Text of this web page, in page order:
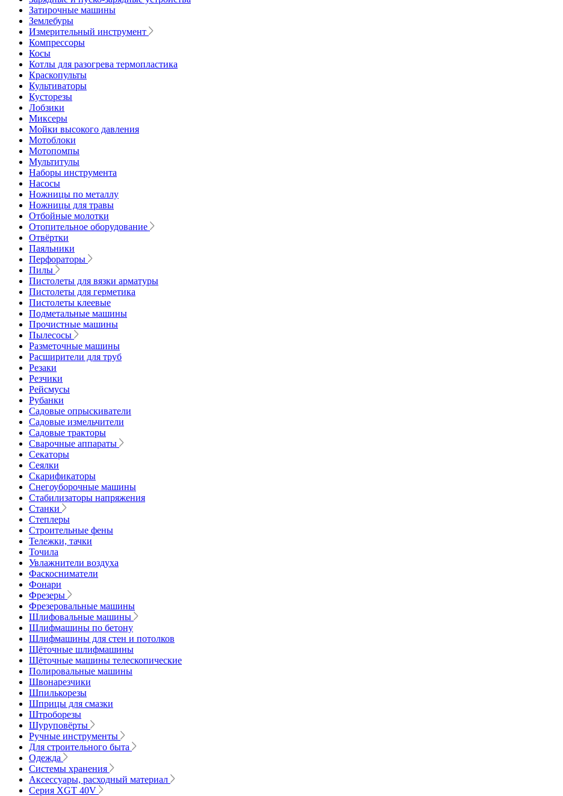
Затирочные машины
Землебуры
Измерительный инструмент
Компрессоры
Косы
Котлы для разогрева термопластика
Краскопульты
Культиваторы
Кусторезы
Лобзики
Миксеры
Мойки высокого давления
Мотоблоки
Мотопомпы
Мультитулы
Наборы инструмента
Насосы
Ножницы по металлу
Ножницы для травы
Отбойные молотки
Отопительное оборудование
Отвёртки
Паяльники
Перфораторы
Пилы
Пистолеты для вязки арматуры
Пистолеты для герметика
Пистолеты клеевые
Подметальные машины
Прочистные машины
Пылесосы
Разметочные машины
Расширители для труб
Резаки
Резчики
Рейсмусы
Рубанки
Садовые опрыскиватели
Садовые измельчители
Садовые тракторы
Сварочные аппараты
Секаторы
Сеялки
Скарификаторы
Снегоуборочные машины
Стабилизаторы напряжения
Станки
Степлеры
Строительные фены
Тележки, тачки
Точила
Увлажнители воздуха
Фаскосниматели
Фонари
Фрезеры
Фрезеровальные машины
Шлифовальные машины
Шлифмашины по бетону
Шлифмашины для стен и потолков
Щёточные шлифмашины
Щёточные машины телескопические
Полировальные машины
Швонарезчики
Шпилькорезы
Шприцы для смазки
Штроборезы
Шуруповёрты
Ручные инструменты
Для строительного быта
Одежда
Системы хранения
Аксессуары, расходный материал
Серия XGT 40V